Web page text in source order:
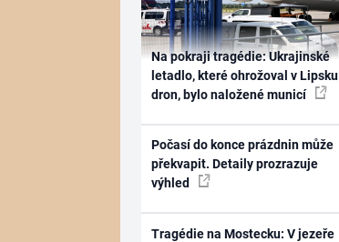
Na pokraji tragédie: Ukrajinské
letadlo, které ohrožoval v Lipsku
dron, bylo naložené municí
Počasí do konce prázdnin může
překvapit. Detaily prozrazuje
výhled
Tragédie na Mostecku: V jezeře